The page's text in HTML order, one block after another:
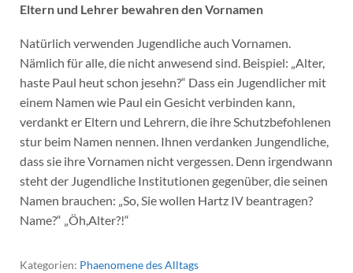
Eltern und Lehrer bewahren den Vornamen
Natürlich verwenden Jugendliche auch Vornamen.
Nämlich für alle, die nicht anwesend sind. Beispiel: „Alter,
haste Paul heut schon jesehn?“ Dass ein Jugendlicher mit
einem Namen wie Paul ein Gesicht verbinden kann,
verdankt er Eltern und Lehrern, die ihre Schutzbefohlenen
stur beim Namen nennen. Ihnen verdanken Jungendliche,
dass sie ihre Vornamen nicht vergessen. Denn irgendwann
steht der Jugendliche Institutionen gegenüber, die seinen
Namen brauchen: „So, Sie wollen Hartz IV beantragen?
Name?“ „Öh,Alter?!“
Kategorien: Phaenomene des Alltags